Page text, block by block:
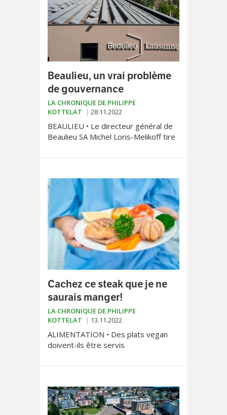
Beaulieu, un vrai problème
de gouvernance
LA CHRONIQUE DE PHILIPPE
KOTTELAT
28.11.2022
BEAULIEU • Le directeur général de
Beaulieu SA Michel Loris-Melikoff tire
Cachez ce steak que je ne
saurais manger!
LA CHRONIQUE DE PHILIPPE
KOTTELAT
13.11.2022
ALIMENTATION • Des plats vegan
doivent-ils être servis
tribunaux helvétiques, ils ont saisi la
Cour européenne de des droits de
l’homme.